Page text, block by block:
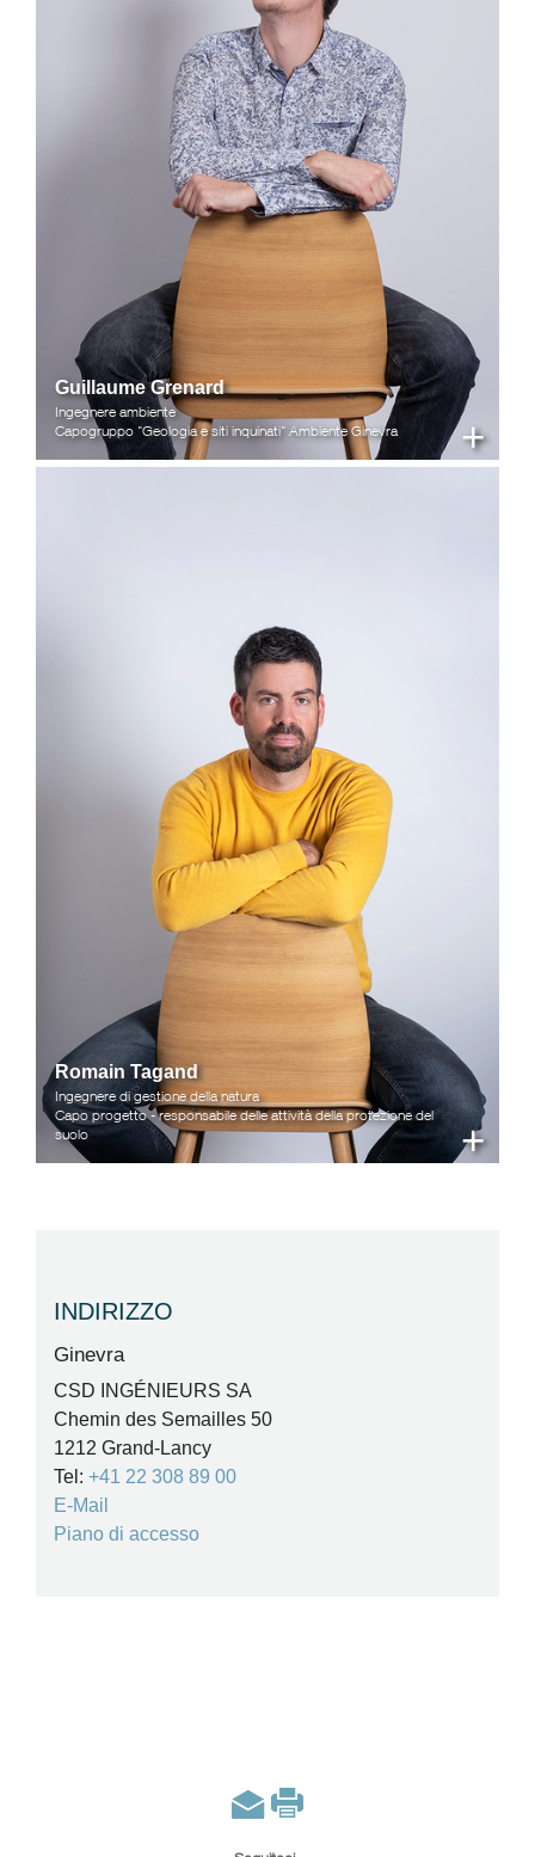
+
Guillaume Grenard
Ingegnere ambiente
Capogruppo "Geologia e siti inquinati" Ambiente Ginevra
+
Romain Tagand
Ingegnere di gestione della natura
Capo progetto - responsabile delle attività della protezione del
suolo
INDIRIZZO
Ginevra
CSD INGÉNIEURS SA
Chemin des Semailles 50
1212 Grand-Lancy
Tel: +41 22 308 89 00
E-Mail
Piano di accesso